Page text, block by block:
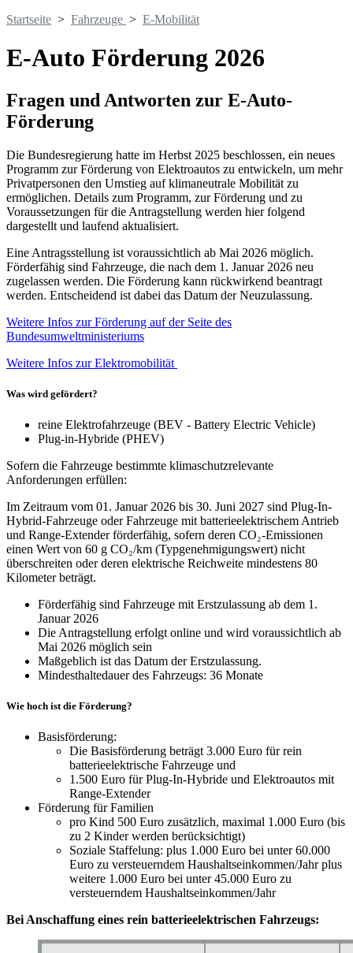
Startseite > Fahrzeuge > E-Mobilität
E-Auto Förderung 2026
Fragen und Antworten zur E-Auto-
Förderung
Die Bundesregierung hatte im Herbst 2025 beschlossen, ein neues
Programm zur Förderung von Elektroautos zu entwickeln, um mehr
Privatpersonen den Umstieg auf klimaneutrale Mobilität zu
ermöglichen. Details zum Programm, zur Förderung und zu
Voraussetzungen für die Antragstellung werden hier folgend
dargestellt und laufend aktualisiert.
Eine Antragsstellung ist voraussichtlich ab Mai 2026 möglich.
Förderfähig sind Fahrzeuge, die nach dem 1. Januar 2026 neu
zugelassen werden. Die Förderung kann rückwirkend beantragt
werden. Entscheidend ist dabei das Datum der Neuzulassung.
Weitere Infos zur Förderung auf der Seite des
Bundesumweltministeriums
Weitere Infos zur Elektromobilität
Was wird gefördert?
reine Elektrofahrzeuge (BEV - Battery Electric Vehicle)
Plug-in-Hybride (PHEV)
Sofern die Fahrzeuge bestimmte klimaschutzrelevante
Anforderungen erfüllen:
Im Zeitraum vom 01. Januar 2026 bis 30. Juni 2027 sind Plug-In-
Hybrid-Fahrzeuge oder Fahrzeuge mit batterieelektrischem Antrieb
und Range-Extender förderfähig, sofern deren CO₂-Emissionen
einen Wert von 60 g CO₂/km (Typgenehmigungswert) nicht
überschreiten oder deren elektrische Reichweite mindestens 80
Kilometer beträgt.
Förderfähig sind Fahrzeuge mit Erstzulassung ab dem 1.
Januar 2026
Die Antragstellung erfolgt online und wird voraussichtlich ab
Mai 2026 möglich sein
Maßgeblich ist das Datum der Erstzulassung.
Mindesthaltedauer des Fahrzeugs: 36 Monate
Wie hoch ist die Förderung?
Basisförderung:
Die Basisförderung beträgt 3.000 Euro für rein
batterieelektrische Fahrzeuge und
1.500 Euro für Plug-In-Hybride und Elektroautos mit
Range-Extender
Förderung für Familien
pro Kind 500 Euro zusätzlich, maximal 1.000 Euro (bis
zu 2 Kinder werden berücksichtigt)
Soziale Staffelung: plus 1.000 Euro bei unter 60.000
Euro zu versteuerndem Haushaltseinkommen/Jahr plus
weitere 1.000 Euro bei unter 45.000 Euro zu
versteuerndem Haushaltseinkommen/Jahr
Bei Anschaffung eines rein batterieelektrischen Fahrzeugs: